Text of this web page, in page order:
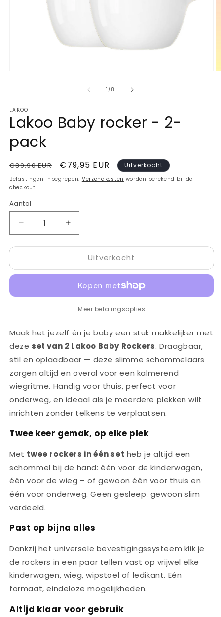
1/van
8
LAKOO
Lakoo Baby rocker - 2-
pack
Normale
prijs
€89,90 EUR Aanbiedingsprijs
€79,95 EUR Uitverkocht
Belastingen inbegrepen. Verzendkosten worden berekend bij de
checkout.
Aantal
Aantal
verlagen
voor
Baby
2-
Aantal
verhogen
voor
Lakoo
Baby
2-
pack
Uitverkocht
Meer betalingsopties
Maak het jezelf én je baby een stuk makkelijker met
deze set van 2 Lakoo Baby Rockers. Draagbaar,
stil en oplaadbaar — deze slimme schommelaars
zorgen altijd en overal voor een kalmerend
wiegritme. Handig voor thuis, perfect voor
onderweg, en ideaal als je meerdere plekken wilt
inrichten zonder telkens te verplaatsen.
Twee keer gemak, op elke plek
Met twee rockers in één set heb je altijd een
schommel bij de hand: één voor de kinderwagen,
één voor de wieg – of gewoon één voor thuis en
één voor onderweg. Geen gesleep, gewoon slim
verdeeld.
Past op bijna alles
Dankzij het universele bevestigingssysteem klik je
de rockers in een paar tellen vast op vrijwel elke
kinderwagen, wieg, wipstoel of ledikant. Eén
formaat, eindeloze mogelijkheden.
Altijd klaar voor gebruik